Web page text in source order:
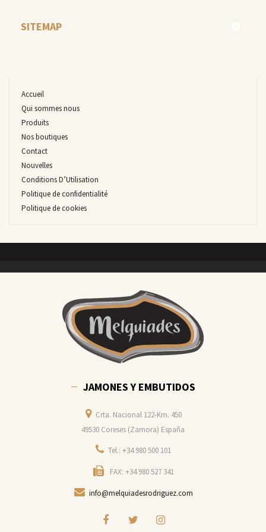
SITEMAP
Accueil
Qui sommes nous
Produits
Nos boutiques
Contact
Nouvelles
Conditions D’Utilisation
Politique de confidentialité
Politique de cookies
JAMONES Y EMBUTIDOS
Crta. Nacional 122-Km. 450
49530 Coreses (Zamora) España
Tel.: +34 980 500 101
FAX: +34 980 527 341
info@melquiadesrodriguez.com